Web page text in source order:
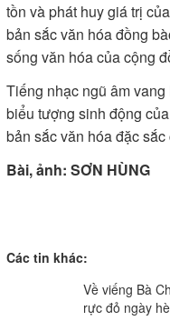
tồn và phát huy giá trị
bản sắc văn hóa đồng
sống văn hóa của cộng
Tiếng nhạc ngũ âm
biểu tượng sinh động
bản sắc văn hóa đặc
Bài, ảnh: SƠN HÙNG
Các tin khác:
Về viếng Bà
rực đỏ ngày hè